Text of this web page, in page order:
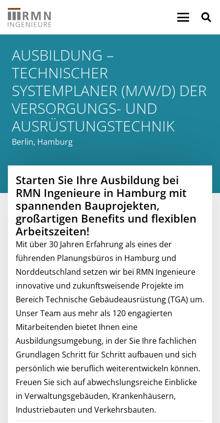
AUSBILDUNG –
TECHNISCHER
SYSTEMPLANER (M/W/D) DER
VERSORGUNGS- UND
AUSRÜSTUNGSTECHNIK
Berlin, Hamburg
Starten Sie Ihre Ausbildung bei
RMN Ingenieure in Hamburg mit
spannenden Bauprojekten,
großartigen Benefits und flexiblen
Arbeitszeiten!
Mit über 30 Jahren Erfahrung als eines der
führenden Planungsbüros in Hamburg und
Norddeutschland setzen wir bei RMN Ingenieure
innovative und zukunftsweisende Projekte im
Bereich Technische Gebäudeausrüstung (TGA) um.
Unser Team aus mehr als 120 engagierten
Mitarbeitenden bietet Ihnen eine
Ausbildungsumgebung, in der Sie Ihre fachlichen
Grundlagen Schritt für Schritt aufbauen und sich
persönlich wie beruflich weiterentwickeln können.
Freuen Sie sich auf abwechslungsreiche Einblicke
in Verwaltungsgebäuden, Krankenhäusern,
Industriebauten und Verkehrsbauten.